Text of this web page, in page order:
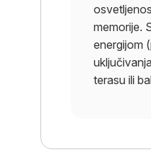
memorije.
energijom
terasu ili